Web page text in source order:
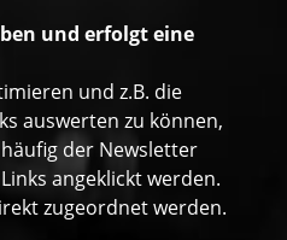
und erfolgt eine
und z.B. die
auswerten zu können,
der Newsletter
angeklickt werden.
zugeordnet werden.